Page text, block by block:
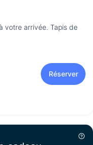
votre arrivée. Tapis de
Réserver